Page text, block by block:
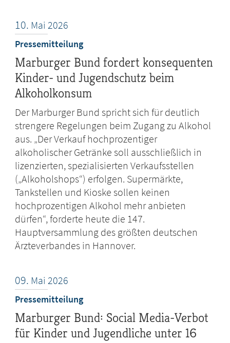
10. Mai 2026
Pressemitteilung
Marburger Bund fordert konsequenten
Kinder- und Jugendschutz beim
Alkoholkonsum
Der Marburger Bund spricht sich für deutlich
strengere Regelungen beim Zugang zu Alkohol
aus. „Der Verkauf hochprozentiger
alkoholischer Getränke soll ausschließlich in
lizenzierten, spezialisierten Verkaufsstellen
(„Alkoholshops“) erfolgen. Supermärkte,
Tankstellen und Kioske sollen keinen
hochprozentigen Alkohol mehr anbieten
dürfen“, forderte heute die 147.
Hauptversammlung des größten deutschen
Ärzteverbandes in Hannover.
09. Mai 2026
Pressemitteilung
Marburger Bund: Social Media-Verbot
für Kinder und Jugendliche unter 16